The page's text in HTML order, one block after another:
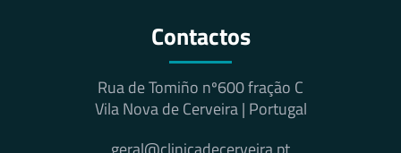
Contactos
Rua de Tomiño nº600 fração C
Vila Nova de Cerveira | Portugal